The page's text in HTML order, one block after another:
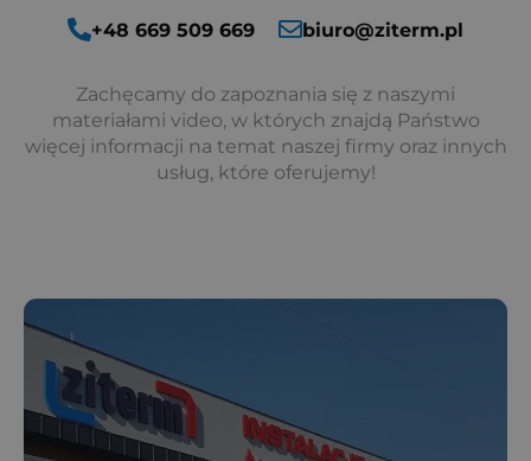
+48 669 509 669 biuro@ziterm.pl
Zachęcamy do zapoznania się z naszymi
materiałami video, w których znajdą Państwo
więcej informacji na temat naszej firmy oraz innych
usług, które oferujemy!